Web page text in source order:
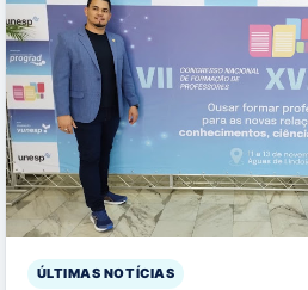
ÚLTIMAS NOTÍCIAS